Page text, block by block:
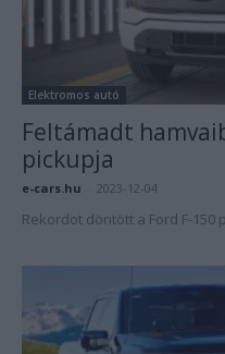
Elektromos autó
Feltámadt
pickupja
e-cars.hu 2023-12-04
Rekordot döntött a Ford F-150